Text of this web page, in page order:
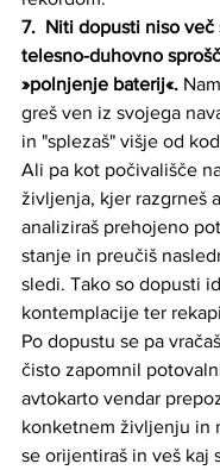
7. Niti dopusti niso več
telesno-duhovno
»polnjenje baterij«.
greš ven iz svojega
in "splezaš" višje od
Ali pa kot počivališče
življenja, kjer razgrneš
analiziraš prehojeno
stanje in preučiš
sledi. Tako so dopusti
kontemplacije ter
Po dopustu se pa
čisto zapomnil
avtokarto vendar
konketnem življenju in
se orijentiraš in veš kaj